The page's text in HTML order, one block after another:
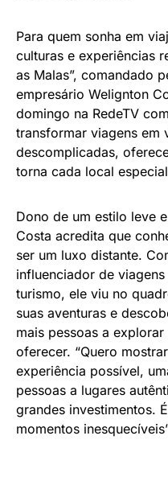
Para quem sonha em
culturas e experiências
as Malas”, comandado
empresário Welignton
domingo na RedeTV
transformar viagens em
descomplicadas,
torna cada local
Dono de um estilo leve
Costa acredita que
ser um luxo distante.
influenciador de
turismo, ele viu no
suas aventuras e
mais pessoas a
oferecer. “Quero
experiência possível,
pessoas a lugares
grandes investimentos.
momentos